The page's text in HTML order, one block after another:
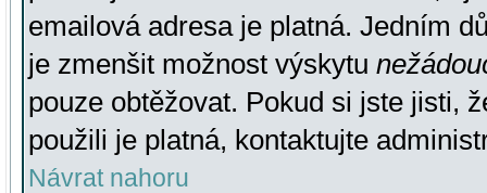
emailová adresa je platná. Jedním
je zmenšit možnost výskytu
pouze obtěžovat. Pokud si jste jisti,
použili je platná, kontaktujte
Návrat nahoru